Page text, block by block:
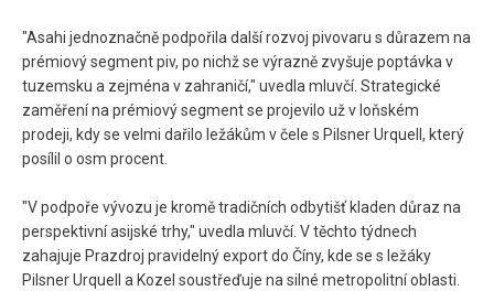
"Asahi jednoznačně podpořila další rozvoj pivovaru s důrazem na
prémiový segment piv, po nichž se výrazně zvyšuje poptávka v
tuzemsku a zejména v zahraničí," uvedla mluvčí. Strategické
zaměření na prémiový segment se projevilo už v loňském
prodeji, kdy se velmi dařilo ležákům v čele s Pilsner Urquell, který
posílil o osm procent.
"V podpoře vývozu je kromě tradičních odbytišť kladen důraz na
perspektivní asijské trhy," uvedla mluvčí. V těchto týdnech
zahajuje Prazdroj pravidelný export do Číny, kde se s ležáky
Pilsner Urquell a Kozel soustřeďuje na silné metropolitní oblasti.